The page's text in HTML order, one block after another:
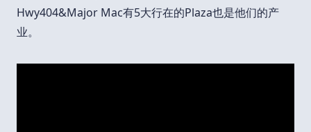
Hwy404&Major Mac有5大行在的Plaza也是他们的产
业。